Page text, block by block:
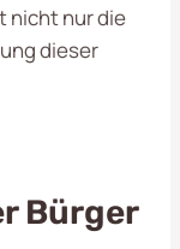
nicht nur die
dieser
Bürger